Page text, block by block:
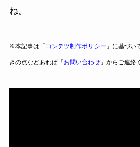
ね。
※本記事は「コンテツ制作ポリシー 」に基づい
きの点などあれば「お問い合わせ」からご連絡